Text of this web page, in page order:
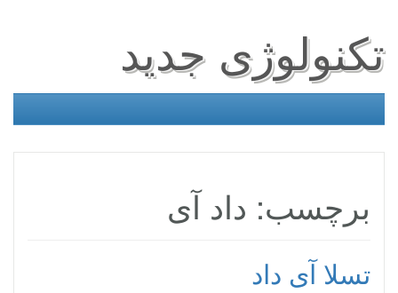
تکنولوژی جدید
برچسب: داد آی
تسلا آی داد